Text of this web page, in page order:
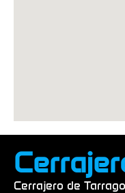
Cerrajero de